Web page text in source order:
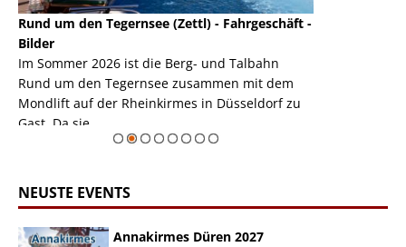
Rund um den Tegernsee (Zettl) - Fahrgeschäft -
Bilder
Im Sommer 2026 ist die Berg- und Talbahn
Rund um den Tegernsee zusammen mit dem
Mondlift auf der Rheinkirmes in Düsseldorf zu
Gast. Da sie ...
NEUSTE EVENTS
Annakirmes Düren 2027